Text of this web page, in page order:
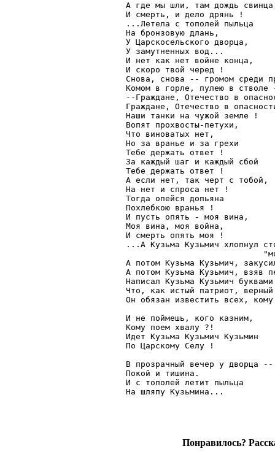
А где мы шли, там дождь
И смерть, и дело дрянь !
...Летела с тополей пыльца
На бронзовую длань,
У Царскосельского дворца,
У замутненных вод...
И нет как нет войне конца,
И скоро твой черед !
Снова, снова -- громом среди
Комом в горле, пулею в стволе
--Граждане, Отечество в
Граждане, Отечество в
Наши танки на чужой земле !
Вопят прохвосты-петухи,
Что виноватых нет,
Но за вранье и за грехи
Тебе держать ответ !
За каждый шаг и каждый сбой
Тебе держать ответ !
А если нет, так черт с тобой,
На нет и спроса нет !
Тогда опейся допьяна
Похлебкою вранья !
И пусть опять - моя вина,
Моя вина, моя война,
И смерть опять моя !
...А Кузьма Кузьмич хлопнул
А потом Кузьма Кузьмич,
А потом Кузьма Кузьмич, взяв
Написал Кузьма Кузьмич
Что, как истый патриот,
Он обязан известить всех,
И не поймешь, кого казним,
Кому поем хвалу ?!
Идет Кузьма Кузьмич Кузьмин
По Царскому Селу !
В прозрачный вечер у дворца --
Покой и тишина.
И с тополей летит пыльца
На шляпу Кузьмина...
Понравилось?